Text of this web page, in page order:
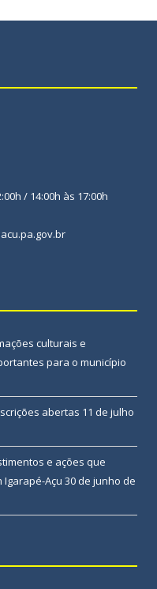
/ 14:00h às 17:00h
culturais e
para o município
abertas 11 de julho
e ações que
Açu 30 de junho de